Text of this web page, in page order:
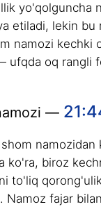
yo'qolguncha
etiladi, lekin bu
namozi kechki
ufqda oq rangli
—
namozidan
ko'ra, biroz
to'liq
Namoz fajar